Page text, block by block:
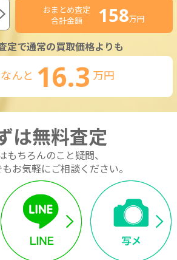
おまとめ査定
合計金額
158万円
定で通常の買取価格よりも
んと 16.3 万円
は無料査定
もちろんのこと疑問、
お気軽にご相談ください。